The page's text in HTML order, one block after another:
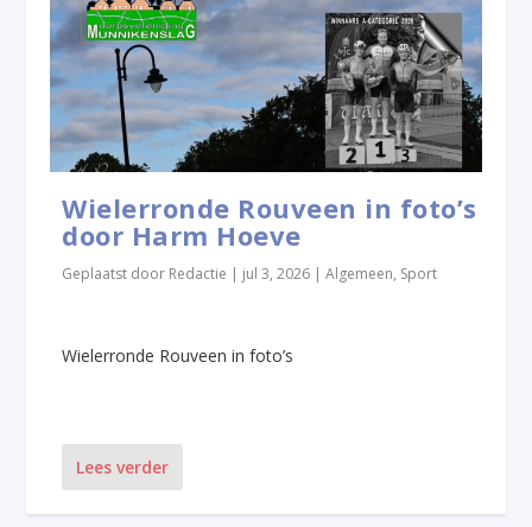
Wielerronde Rouveen in foto’s
door Harm Hoeve
Geplaatst door Redactie | jul 3, 2026 |Algemeen, Sport
Wielerronde Rouveen in foto’s
Lees verder